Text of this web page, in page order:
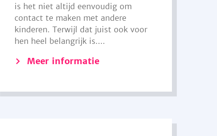
is het niet altijd eenvoudig om
contact te maken met andere
kinderen. Terwijl dat juist ook voor
hen heel belangrijk is....
Meer informatie